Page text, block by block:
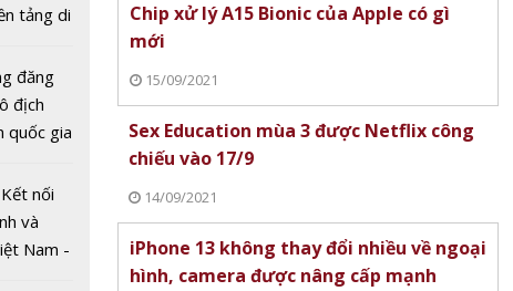
tảng di
đăng
địch
quốc gia
nối
và
Nam -
Chip xử lý A15 Bionic của Apple có gì
mới
15/09/2021
Sex Education mùa 3 được Netflix công
chiếu vào 17/9
14/09/2021
iPhone 13 không thay đổi nhiều về ngoại
hình, camera được nâng cấp mạnh